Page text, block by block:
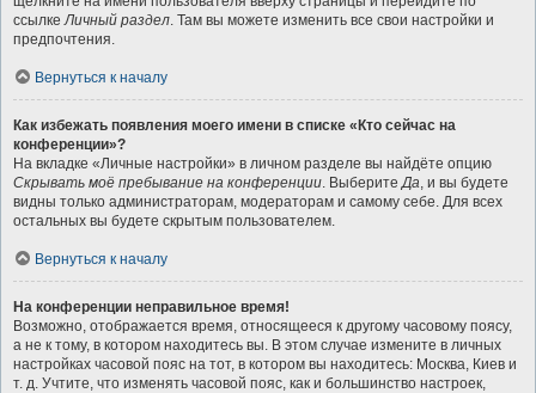
ссылкеЛичный раздел. Там вы можете изменить все свои настройки и
предпочтения.
Вернуться к началу
Как избежать появления моего имени в списке «Кто сейчас на
конференции»?
На вкладке «Личные настройки» в личном разделе вы найдёте опцию
Скрывать моё пребывание на конференции. ВыберитеДа, и вы будете
видны только администраторам, модераторам и самому себе. Для всех
остальных вы будете скрытым пользователем.
Вернуться к началу
На конференции неправильное время!
Возможно, отображается время, относящееся к другому часовому поясу,
а не к тому, в котором находитесь вы. В этом случае измените в личных
настройках часовой пояс на тот, в котором вы находитесь: Москва, Киев и
т. д. Учтите, что изменять часовой пояс, как и большинство настроек,